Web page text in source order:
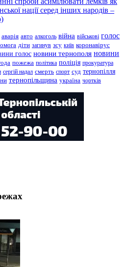
нації серед інших народів –
аварія авто алкоголь війна військові голос
діти загинув зсу київ коронавірус
голос новини тернополя новини
пожежа політика поліція прокуратура
сергій надал смерть спорт суд тернопілля
тернопільщина україна чортків